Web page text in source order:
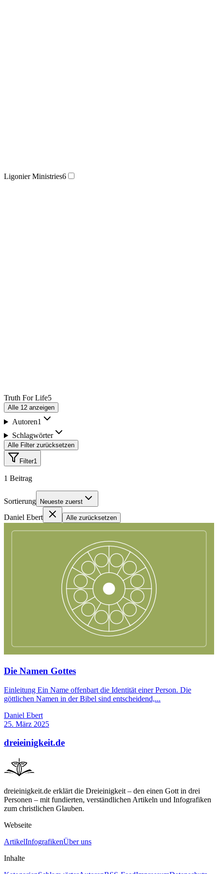
Ligonier Ministries6
Truth For Life5
Alle 12 anzeigen
Autoren1
Schlagwörter
Alle Filter zurücksetzen
Filter1
1 Beitrag
Sortierung Neueste zuerst
Daniel Ebert Alle zurücksetzen
Die Namen Gottes
Einleitung Ein Name offenbart die Identität einer Person. Die
göttlichen Namen in der Bibel sind entscheidend,...
Daniel Ebert
25. März 2025
dreieinigkeit.de
dreieinigkeit.de erklärt die Dreieinigkeit – den einen Gott in drei
Personen – mit fundierten, verständlichen Artikeln und Infografiken
zum christlichen Glauben.
Webseite
ArtikelInfografikenÜber uns
Inhalte